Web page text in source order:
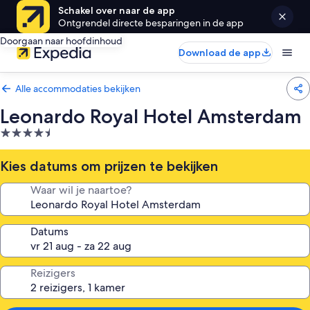
Schakel over naar de app
Ontgrendel directe besparingen in de app
Doorgaan naar hoofdinhoud
Download de app
Alle accommodaties bekijken
Leonardo Royal Hotel Amsterdam
4.5-
sterrenaccommodatie
Kies datums om prijzen te bekijken
Waar wil je naartoe?
Datums
Reizigers